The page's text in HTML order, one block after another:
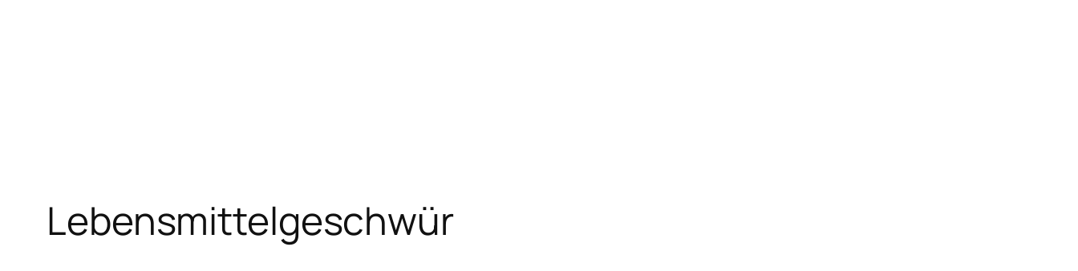
Lebensmittelgeschwür